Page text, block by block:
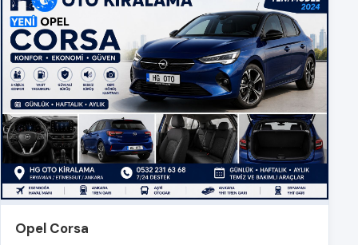
Opel Corsa